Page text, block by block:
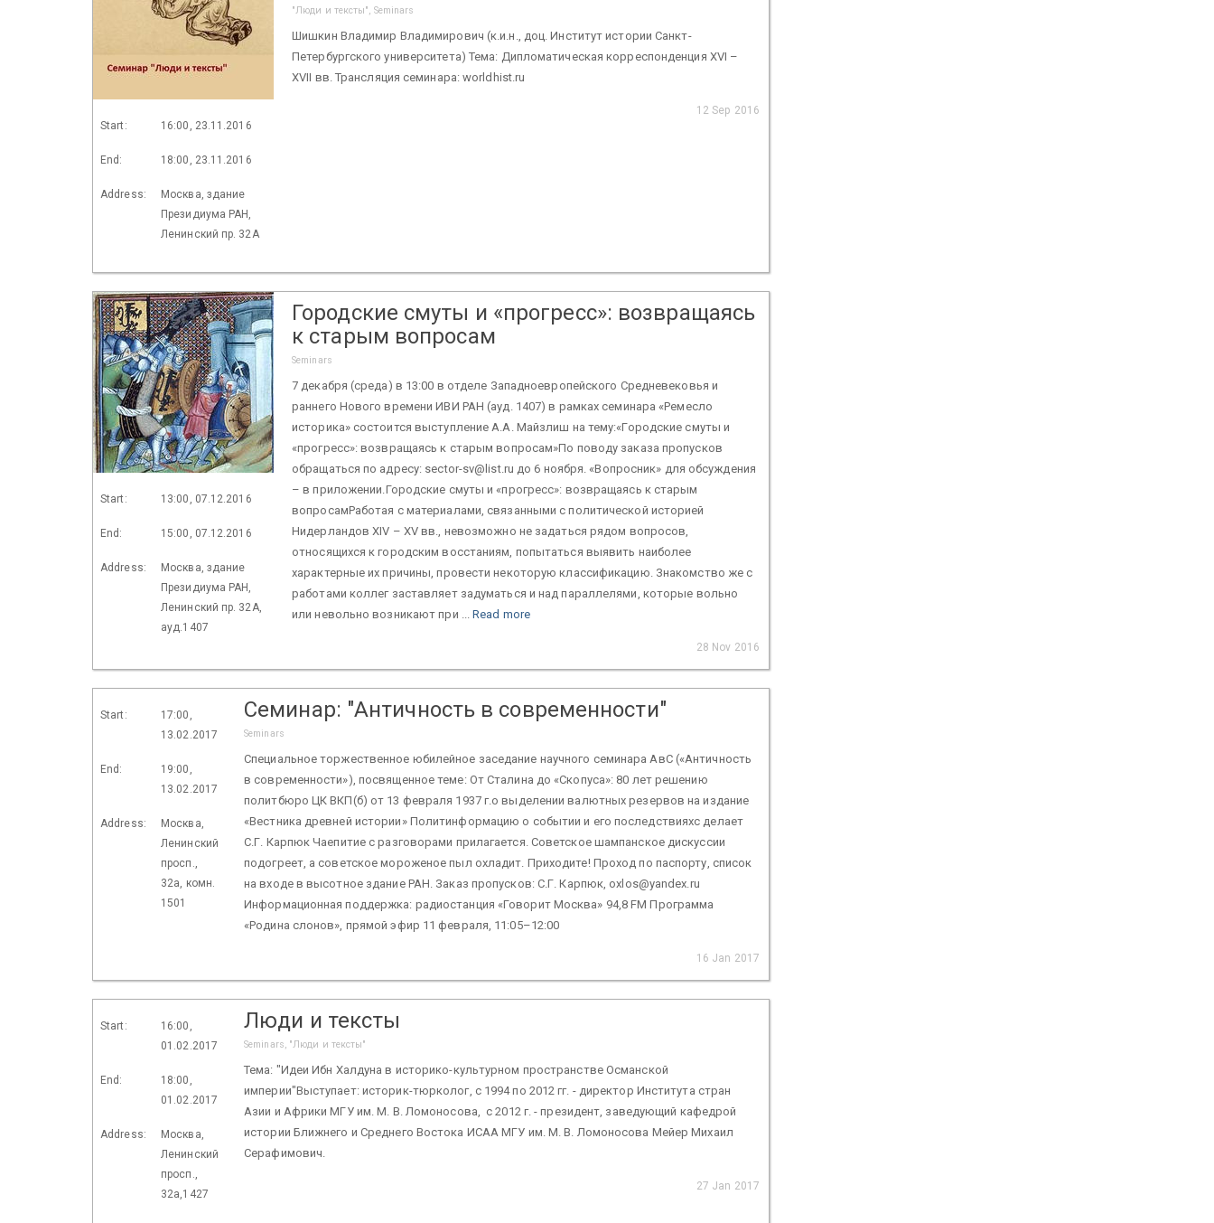
Start: 16:00, 23.11.2016
End: 18:00, 23.11.2016
Address:
Москва, здание
Президиума РАН,
Ленинский пр. 32А
"Люди и тексты", Seminars
Шишкин Владимир Владимирович (к.и.н., доц. Институт истории Санкт-
Петербургского университета) Тема: Дипломатическая корреспонденция XVI –
XVII вв. Трансляция семинара: worldhist.ru
12 Sep 2016
Start: 13:00, 07.12.2016
End: 15:00, 07.12.2016
Address:
Москва, здание
Президиума РАН,
Ленинский пр. 32А,
ауд.1407
Городские смуты и «прогресс»: возвращаясь
к старым вопросам
Seminars
7 декабря (среда) в 13:00 в отделе Западноевропейского Средневековья и
раннего Нового времени ИВИ РАН (ауд. 1407) в рамках семинара «Ремесло
историка» состоится выступление А.А. Майзлиш на тему:«Городские смуты и
«прогресс»: возвращаясь к старым вопросам»По поводу заказа пропусков
обращаться по адресу: sector-sv@list.ru до 6 ноября. «Вопросник» для обсуждения
– в приложении.Городские смуты и «прогресс»: возвращаясь к старым
вопросамРаботая с материалами, связанными с политической историей
Нидерландов XIV – XV вв., невозможно не задаться рядом вопросов,
относящихся к городским восстаниям, попытаться выявить наиболее
характерные их причины, провести некоторую классификацию. Знакомство же с
работами коллег заставляет задуматься и над параллелями, которые вольно
или невольно возникают при ...Read more
28 Nov 2016
Start:
17:00,
13.02.2017
End:
19:00,
13.02.2017
Address:
Москва,
Ленинский
просп.,
32а, комн.
1501
Семинар: "Античность в современности"
Seminars
Специальное торжественное юбилейное заседание научного семинара АвС («Античность
в современности»), посвященное теме: От Сталина до «Скопуса»: 80 лет решению
политбюро ЦК ВКП(б) от 13 февраля 1937 г.о выделении валютных резервов на издание
«Вестника древней истории» Политинформацию о событии и его последствияхс делает
С.Г. Карпюк Чаепитие с разговорами прилагается. Советское шампанское дискуссии
подогреет, а советское мороженое пыл охладит. Приходите! Проход по паспорту, список
на входе в высотное здание РАН. Заказ пропусков: С.Г. Карпюк, oxlos@yandex.ru
Информационная поддержка: радиостанция «Говорит Москва» 94,8 FM Программа
«Родина слонов», прямой эфир 11 февраля, 11:05–12:00
16 Jan 2017
Start:
16:00,
01.02.2017
End:
18:00,
01.02.2017
Address:
Москва,
Ленинский
просп.,
32а,1427
Люди и тексты
Seminars, "Люди и тексты"
Тема: "Идеи Ибн Халдуна в историко-культурном пространстве Османской
империи"Выступает: историк-тюрколог, с 1994 по 2012 гг. - директор Института стран
Азии и Африки МГУ им. М. В. Ломоносова, с 2012 г. - президент, заведующий кафедрой
истории Ближнего и Среднего Востока ИСАА МГУ им. М. В. Ломоносова Мейер Михаил
Серафимович.
27 Jan 2017